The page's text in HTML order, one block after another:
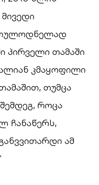
პირველი თამაში
კმაყოფილი
თუმცა
როცა
ჩანაწერს,
ამ